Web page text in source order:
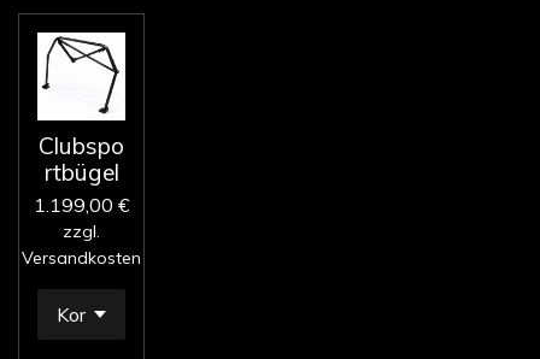
Clubspo
rtbügel
1.199,00 €
zzgl.
Versandkosten